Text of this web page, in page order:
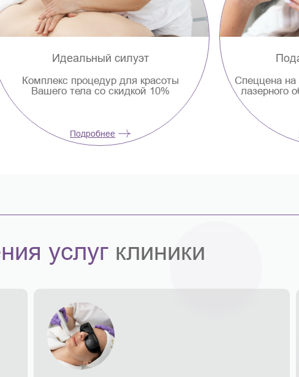
Подарок иммунитету
Спеццена на процедуру внутривенного
лазерного облучения крови (ВЛОК) -
Подробнее
Нам очень
нас своим
услуг клиники